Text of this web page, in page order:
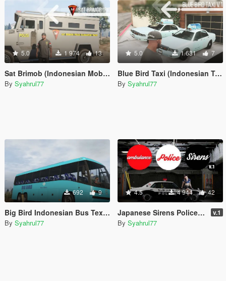
5.0 1 974 13
Sat Brimob (Indonesian Mobile Brigade) Skin for Riot
By Syahrul77
5.0 1 631 7
Blue Bird Taxi (Indonesian Taxi)
By Syahrul77
692 9
Big Bird Indonesian Bus Textures
By Syahrul77
4.5 4 944 42
Japanese Sirens Police and Ambulance v.1
By Syahrul77